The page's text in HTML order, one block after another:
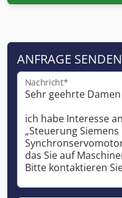
ANFRAGE SENDEN
Nachricht*